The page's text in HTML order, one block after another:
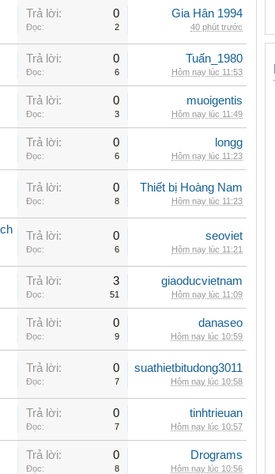
Trả lời: 0
Đọc: 2
Gia Hân 1994
40 phút trước
Trả lời: 0
Đọc: 6
Tuấn_1980
Hôm nay lúc 11:53
Trả lời: 0
Đọc: 3
muoigentis
Hôm nay lúc 11:49
Trả lời: 0
Đọc: 6
longg
Hôm nay lúc 11:23
Trả lời: 0
Đọc: 8
Thiết bị Hoàng Nam
Hôm nay lúc 11:23
Trả lời: 0
Đọc: 6
seoviet
Hôm nay lúc 11:21
Trả lời: 3
Đọc: 51
giaoducvietnam
Hôm nay lúc 11:09
Trả lời: 0
Đọc: 9
danaseo
Hôm nay lúc 10:59
Trả lời: 0
Đọc: 7
suathietbitudong3011
Hôm nay lúc 10:58
Trả lời: 0
Đọc: 7
tinhtrieuan
Hôm nay lúc 10:57
Trả lời: 0
Đọc: 8
Drograms
Hôm nay lúc 10:56